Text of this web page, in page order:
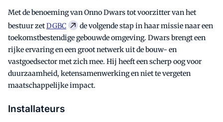
Met de benoeming van Onno Dwars tot voorzitter van het
bestuur zetDGBC
de volgende stap in haar missie naar een
toekomstbestendige gebouwde omgeving. Dwars brengt een
rijke ervaring en een groot netwerk uit de bouw- en
vastgoedsector met zich mee. Hij heeft een scherp oog voor
duurzaamheid, ketensamenwerking en niet te vergeten
maatschappelijke impact.
Installateurs